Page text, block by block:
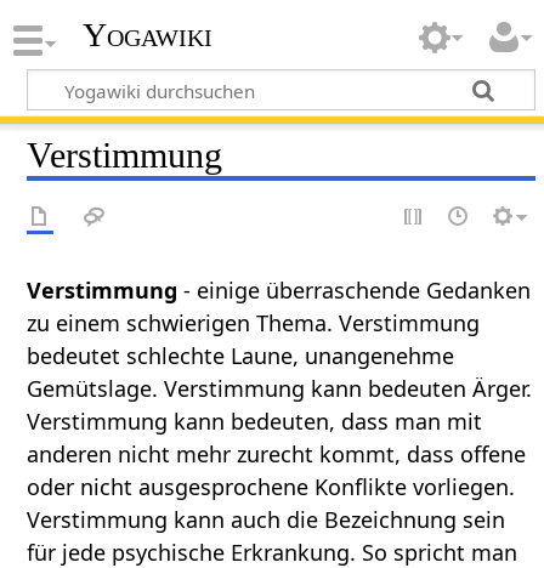
Yogawiki
Verstimmung
Verstimmung - einige überraschende Gedanken
zu einem schwierigen Thema. Verstimmung
bedeutet schlechte Laune, unangenehme
Gemütslage. Verstimmung kann bedeuten Ärger.
Verstimmung kann bedeuten, dass man mit
anderen nicht mehr zurecht kommt, dass offene
oder nicht ausgesprochene Konflikte vorliegen.
Verstimmung kann auch die Bezeichnung sein
für jede psychische Erkrankung. So spricht man